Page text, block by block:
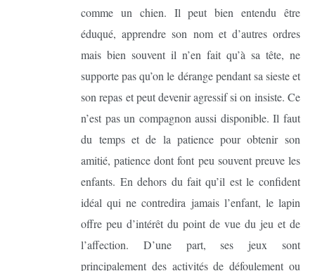
comme un chien. Il peut bien entendu être
éduqué, apprendre son nom et d’autres ordres
mais bien souvent il n’en fait qu’à sa tête, ne
supporte pas qu’on le dérange pendant sa sieste et
son repas et peut devenir agressif si on insiste. Ce
n’est pas un compagnon aussi disponible. Il faut
du temps et de la patience pour obtenir son
amitié, patience dont font peu souvent preuve les
enfants. En dehors du fait qu’il est le confident
idéal qui ne contredira jamais l’enfant, le lapin
offre peu d’intérêt du point de vue du jeu et de
l’affection. D’une part, ses jeux sont
principalement des activités de défoulement ou